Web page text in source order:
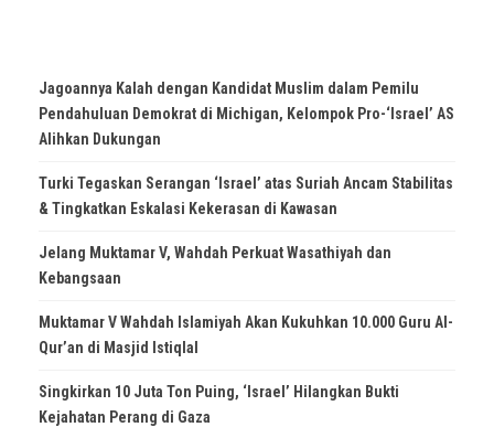
Jagoannya Kalah dengan Kandidat Muslim dalam Pemilu
Pendahuluan Demokrat di Michigan, Kelompok Pro-‘Israel’ AS
Alihkan Dukungan
Turki Tegaskan Serangan ‘Israel’ atas Suriah Ancam Stabilitas
& Tingkatkan Eskalasi Kekerasan di Kawasan
Jelang Muktamar V, Wahdah Perkuat Wasathiyah dan
Kebangsaan
Muktamar V Wahdah Islamiyah Akan Kukuhkan 10.000 Guru Al-
Qur’an di Masjid Istiqlal
Singkirkan 10 Juta Ton Puing, ‘Israel’ Hilangkan Bukti
Kejahatan Perang di Gaza